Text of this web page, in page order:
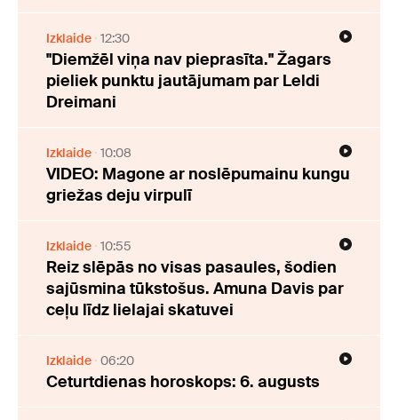
Izklaide 12:30
"Diemžēl viņa nav pieprasīta." Žagars
pieliek punktu jautājumam par Leldi
Dreimani
Izklaide 10:08
VIDEO: Magone ar noslēpumainu kungu
griežas deju virpulī
Izklaide 10:55
Reiz slēpās no visas pasaules, šodien
sajūsmina tūkstošus. Amuna Davis par
ceļu līdz lielajai skatuvei
Izklaide 06:20
Ceturtdienas horoskops: 6. augusts